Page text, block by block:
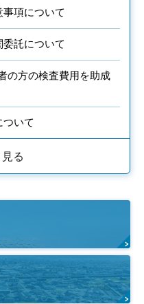
項について
託について
の方の検査費用を助成
ついて
る